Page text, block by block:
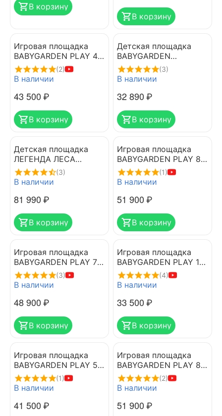
В корзину
В корзину
Игровая площадка
BABYGARDEN PLAY 4
DARK GREEN
(2)
В наличии
43 500₽
В корзину
Детская площадка
BABYGARDEN
SUNPLAY 1(3)
В наличии
32 890₽
В корзину
Детская площадка
ЛЕГЕНДА ЛЕСА
СТАНДАРТ 2 с горкой
1.75м
(3)
В наличии
81 990₽
В корзину
Игровая площадка
BABYGARDEN PLAY 8
DARK GREEN
(1)
В наличии
51 900₽
В корзину
Игровая площадка
BABYGARDEN PLAY 7
LIGHT GREEN
(3)
В наличии
48 900₽
В корзину
Игровая площадка
BABYGARDEN PLAY 1
LIGHT GREEN
(4)
В наличии
33 500₽
В корзину
Игровая площадка
BABYGARDEN PLAY 5
LIGHT GREEN
(1)
В наличии
41 500₽
Игровая площадка
BABYGARDEN PLAY 8
LIGHT GREEN
(2)
В наличии
51 900₽